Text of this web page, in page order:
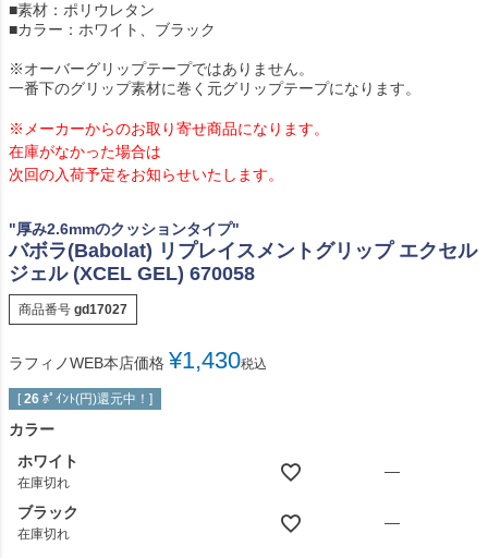
■素材：ポリウレタン
■カラー：ホワイト、ブラック
※オーバーグリップテープではありません。
一番下のグリップ素材に巻く元グリップテープになります。
※メーカーからのお取り寄せ商品になります。
在庫がなかった場合は
次回の入荷予定をお知らせいたします。
"厚み2.6mmのクッションタイプ"
バボラ(Babolat) リプレイスメントグリップ エクセル
ジェル (XCEL GEL) 670058
商品番号 gd17027
ラフィノWEB本店価格 ¥1,430税込
[ 26 ﾎﾟｲﾝﾄ(円)還元中！]
カラー
ホワイト
在庫切れ
—
ブラック
在庫切れ
—